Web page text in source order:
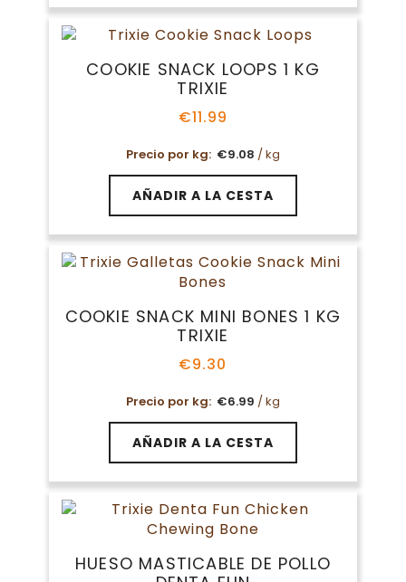
COOKIE SNACK LOOPS 1 KG
TRIXIE
€11.99
Precio por kg: €9.08 / kg
AÑADIR A LA CESTA
COOKIE SNACK MINI BONES 1 KG
TRIXIE
€9.30
Precio por kg: €6.99 / kg
AÑADIR A LA CESTA
HUESO MASTICABLE DE POLLO